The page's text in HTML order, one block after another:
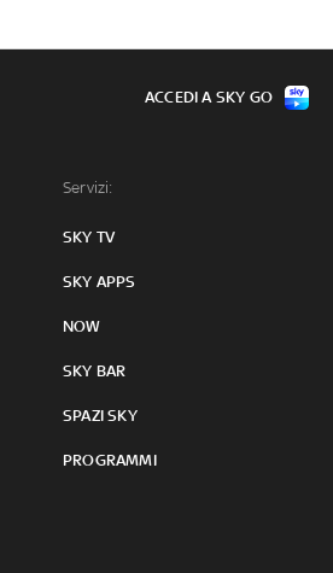
Servizi:
SKY TV
SKY APPS
NOW
SKY BAR
SPAZI SKY
PROGRAMMI
ACCEDI A SKY GO